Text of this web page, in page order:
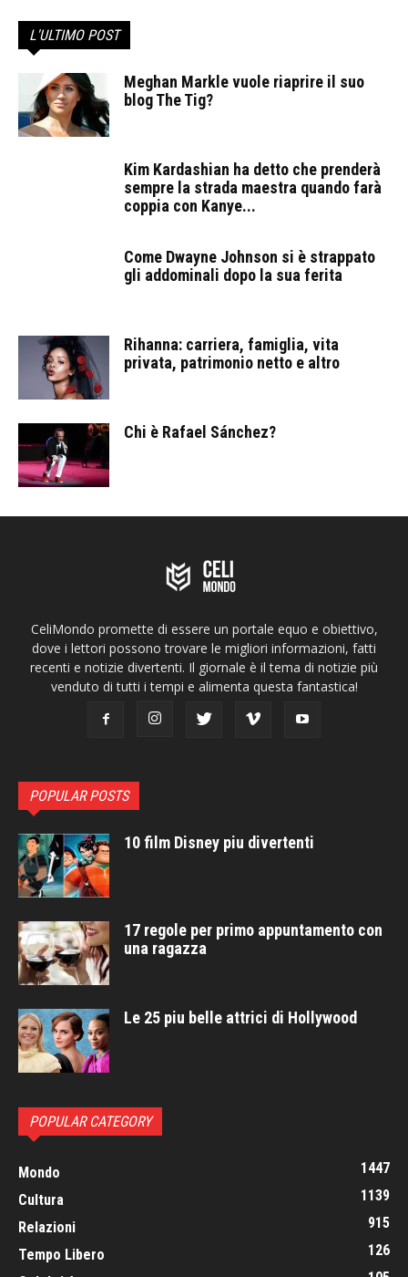
L'ULTIMO POST
Meghan Markle vuole riaprire il suo
blog The Tig?
Kim Kardashian ha detto che prenderà
sempre la strada maestra quando farà
coppia con Kanye...
Come Dwayne Johnson si è strappato
gli addominali dopo la sua ferita
Rihanna: carriera, famiglia, vita
privata, patrimonio netto e altro
Chi è Rafael Sánchez?
CeliMondo promette di essere un portale equo e obiettivo,
dove i lettori possono trovare le migliori informazioni, fatti
recenti e notizie divertenti. Il giornale è il tema di notizie più
venduto di tutti i tempi e alimenta questa fantastica!
POPULAR POSTS
10 film Disney piu divertenti
17 regole per primo appuntamento con
una ragazza
Le 25 piu belle attrici di Hollywood
POPULAR CATEGORY
Mondo
1447
Cultura
1139
Relazioni
915
Tempo Libero
126